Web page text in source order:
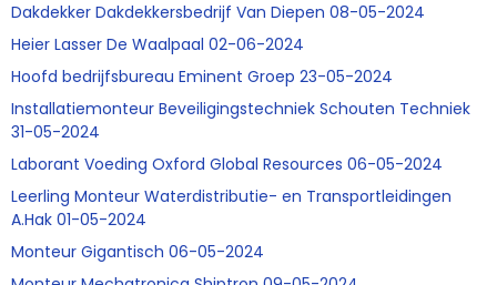
Dakdekker Dakdekkersbedrijf Van Diepen 08-05-2024
Heier Lasser De Waalpaal 02-06-2024
Hoofd bedrijfsbureau Eminent Groep 23-05-2024
Installatiemonteur Beveiligingstechniek Schouten Techniek
31-05-2024
Laborant Voeding Oxford Global Resources 06-05-2024
Leerling Monteur Waterdistributie- en Transportleidingen
A.Hak 01-05-2024
Monteur Gigantisch 06-05-2024